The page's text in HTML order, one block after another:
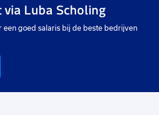
Luba Scholing
een goed salaris bij de beste bedrijven